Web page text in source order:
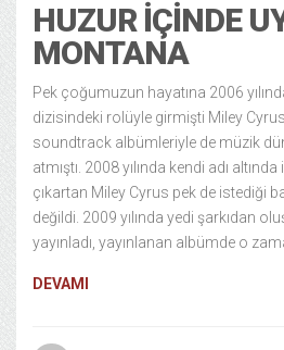
HUZUR İÇINDE
MONTANA
Pek çoğumuzun hayatına 2006
dizisindeki rolüyle girmişti Miley
soundtrack albümleriyle de müzik
atmıştı. 2008 yılında kendi adı
çıkartan Miley Cyrus pek de istediği
değildi. 2009 yılında yedi şarkıdan
yayınladı, yayınlanan albümde o
DEVAMI